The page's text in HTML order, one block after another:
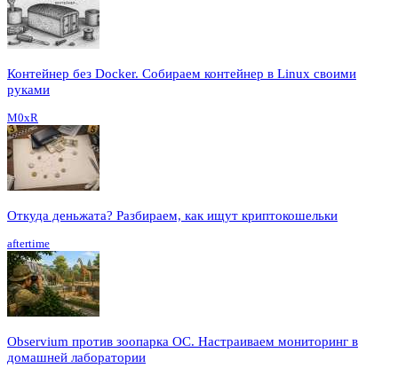
Контейнер без Docker. Собираем контейнер в Linux своими
руками
M0xR
Откуда деньжата? Разбираем, как ищут криптокошельки
aftertime
Observium против зоопарка ОС. Настраиваем мониторинг в
домашней лаборатории